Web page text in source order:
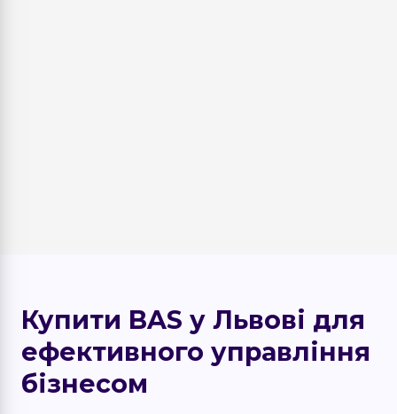
Купити BAS у Львові для
ефективного управління
бізнесом